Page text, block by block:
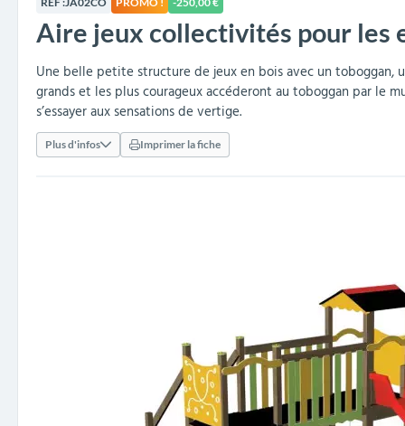
Embellissement et
fleurissement urbain
Cendriers urbains
Barrières de ville Arceaux de sécurité
Clous podotactiles et
rampes d'accès
Séparateurs de voies et
balises routières
Travaux publics &
Industries
Vestiaires Équipements sanitaires
Armoires et rangements Mobilier scolaire
Tables de cantine
réception
Poteaux de guidage
Décorations de Noël
collectivités
collectivités
Structures aires de jeux
Baby-foots & Billards
Aire jeux collectivités pour les
Une belle petite structure de jeux en bois avec un toboggan,
grands et les plus courageux accéderont au toboggan par le
s’essayer aux sensations de vertige.
Plus d'infos Imprimer la fiche